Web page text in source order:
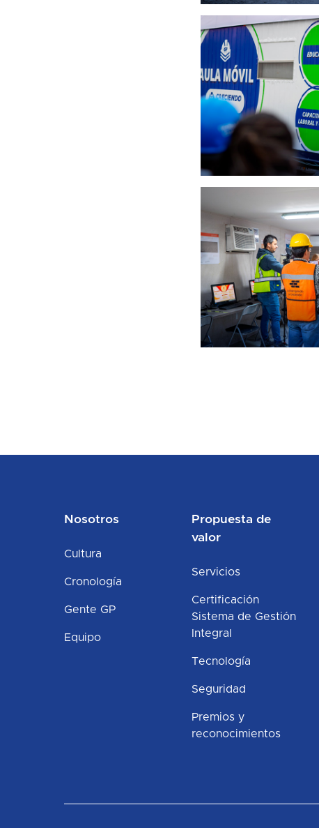
Nosotros
Cultura
Cronología
Gente GP
Equipo
Propuesta de
valor
Servicios
Certificación
Sistema de Gestión
Integral
Tecnología
Seguridad
Premios y
reconocimientos